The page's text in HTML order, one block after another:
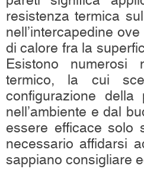
resistenza termica
nell’intercapedine
di calore fra la
Esistono numerosi
termico, la cui
configurazione della
nell’ambiente e dal
essere efficace solo
necessario affidarsi
sappiano consigliare